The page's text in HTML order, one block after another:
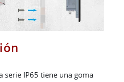
serie IP65 tiene una goma